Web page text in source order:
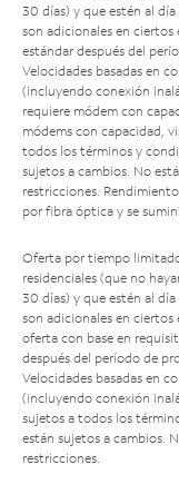
30 días) y que estén al
son adicionales en ciertos
estándar después del
Velocidades basadas en
(incluyendo conexión
requiere módem con
módems con capacidad,
todos los términos y
sujetos a cambios. No
restricciones.
por fibra óptica y se
Oferta por tiempo
residenciales (que no
30 días) y que estén al
son adicionales en ciertos
oferta con base en
después del período de
Velocidades basadas en
(incluyendo conexión
sujetos a todos los
están sujetos a cambios.
restricciones.